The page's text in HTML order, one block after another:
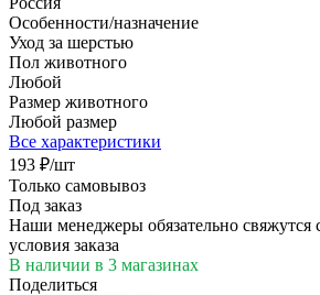
Особенности/назначение
Уход за шерстью
Пол животного
Любой
Размер животного
Любой размер
Все характеристики
193 ₽/шт
Только самовывоз
Под заказ
Наши менеджеры обязательно свяжутся
условия заказа
В наличии в 3 магазинах
Поделиться